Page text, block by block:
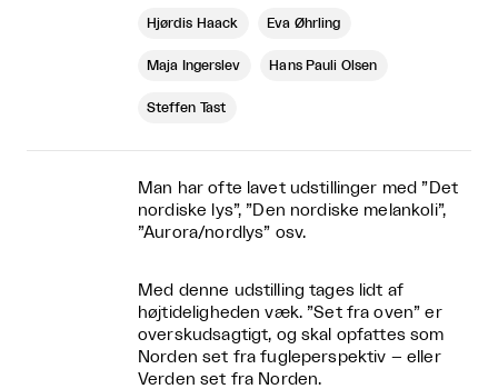
Hjørdis Haack Eva Øhrling
Maja Ingerslev Hans Pauli Olsen
Steffen Tast
Man har ofte lavet udstillinger med ”Det
nordiske lys”, ”Den nordiske melankoli”,
”Aurora/nordlys” osv.
Med denne udstilling tages lidt af
højtideligheden væk. ”Set fra oven” er
overskudsagtigt, og skal opfattes som
Norden set fra fugleperspektiv – eller
Verden set fra Norden.